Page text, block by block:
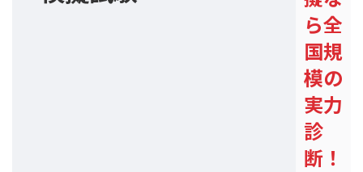
ら全
国規
模の
実力
診
断！